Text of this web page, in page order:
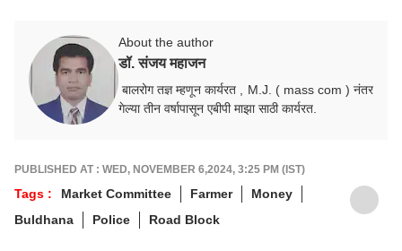
About the author
डॉ. संजय महाजन
बालरोग तज्ञ म्हणून कार्यरत , M.J. ( mass com ) नंतर
गेल्या तीन वर्षापासून एबीपी माझा साठी कार्यरत.
PUBLISHED AT : WED, NOVEMBER 6,2024, 3:25 PM (IST)
Tags : Market Committee Farmer
Money
Buldhana
Police Road Block